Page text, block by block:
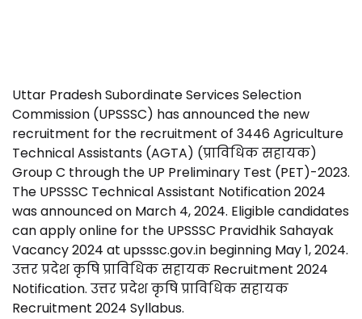
Uttar Pradesh Subordinate Services Selection
Commission (UPSSSC) has announced the new
recruitment for the recruitment of 3446 Agriculture
Technical Assistants (AGTA) (प्राविधिक सहायक)
Group C through the UP Preliminary Test (PET)-2023.
The UPSSSC Technical Assistant Notification 2024
was announced on March 4, 2024. Eligible candidates
can apply online for the UPSSSC Pravidhik Sahayak
Vacancy 2024 at upsssc.gov.in beginning May 1, 2024.
उत्तर प्रदेश कृषि प्राविधिक सहायक Recruitment 2024
Notification. उत्तर प्रदेश कृषि प्राविधिक सहायक
Recruitment 2024 Syllabus.